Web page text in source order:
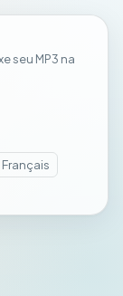
seu MP3 na
Français